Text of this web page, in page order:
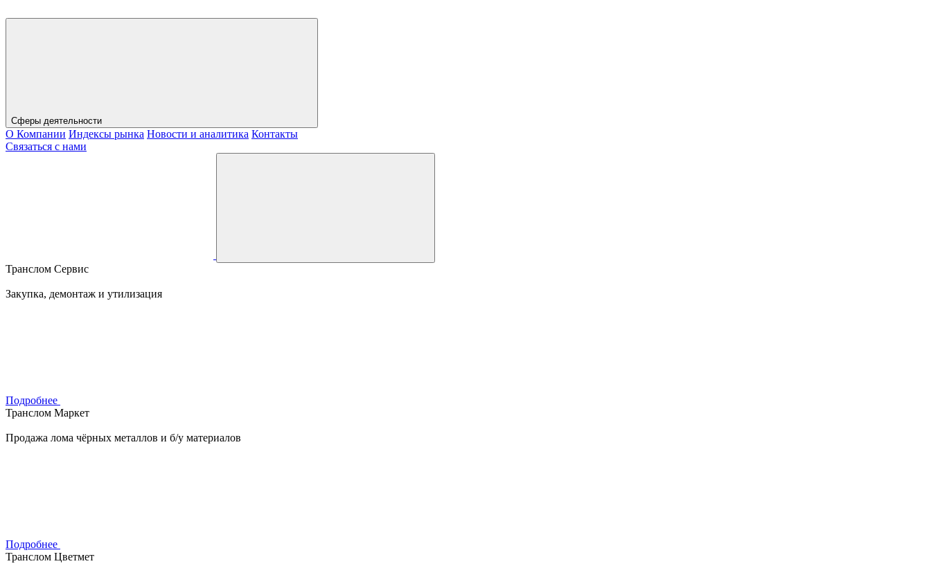
Сферы деятельности
О Компании Индексы рынка Новости и аналитика Контакты
Связаться с нами
Транслом Сервис
Закупка, демонтаж и утилизация
Подробнее
Транслом Маркет
Продажа лома чёрных металлов и б/у материалов
Подробнее
Транслом Цветмет